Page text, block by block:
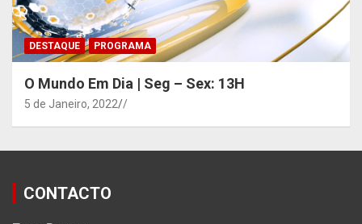
DESTAQUE PROGRAMA
O Mundo Em Dia | Seg – Sex: 13H
5 de Janeiro, 2022 /
CONTACTO